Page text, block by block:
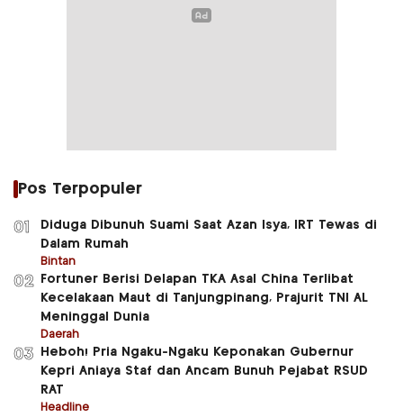
Pos Terpopuler
01
Diduga Dibunuh Suami Saat Azan Isya, IRT Tewas di
Dalam Rumah
Bintan
02
Fortuner Berisi Delapan TKA Asal China Terlibat
Kecelakaan Maut di Tanjungpinang, Prajurit TNI AL
Meninggal Dunia
Daerah
03
Heboh! Pria Ngaku-Ngaku Keponakan Gubernur
Kepri Aniaya Staf dan Ancam Bunuh Pejabat RSUD
RAT
Headline